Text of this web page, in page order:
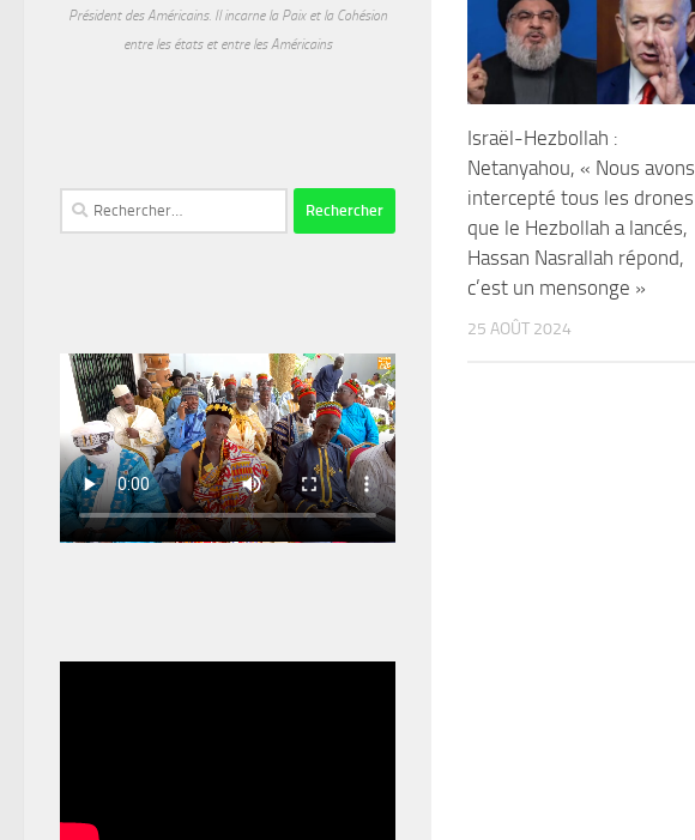
Israël-Hezbollah :
Netanyahou, « Nous avons
intercepté tous les drones
que le Hezbollah a lancés,
Hassan Nasrallah répond,
c’est un mensonge »
25 AOÛT 2024
Président des Américains. Il incarne la Paix et la Cohésion
entre les états et entre les Américains
Rechercher :